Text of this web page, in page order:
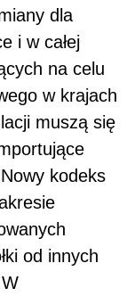
dla
i w całej
na celu
w krajach
muszą się
kodeks
od innych